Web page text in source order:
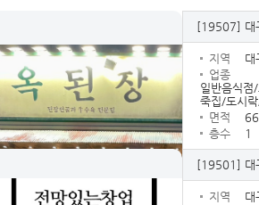
[19507] 대
지역
대
업종
일반음식
죽집/도시
면적
층수
1
[19501] 대
지역
대